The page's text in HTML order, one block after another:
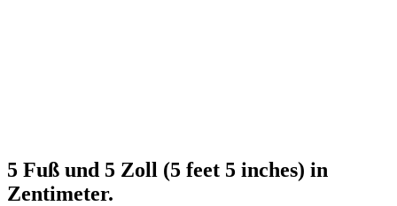
5 Fuß und 5 Zoll (5 feet 5 inches) in
Zentimeter.